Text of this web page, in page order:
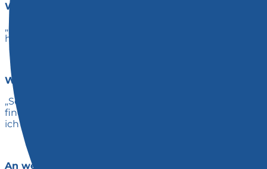
Wie wichtig ist für dich Kooperation in Hamburg?
„Kooperationen, insbesondere auch lokal, sind für
hervorheben. Von allen habe ich sehr wertvolle
Wenn du heute noch einmal gründen würdest,
„So doof es klingt: Bisher habe ich noch kein großes
finden. Sich daran erinnern, dass Gründen ein
ich in vielen kleinen Schritten meiner Vision näher.“
An welcher Stelle auf deinem Weg hat die hei. dich